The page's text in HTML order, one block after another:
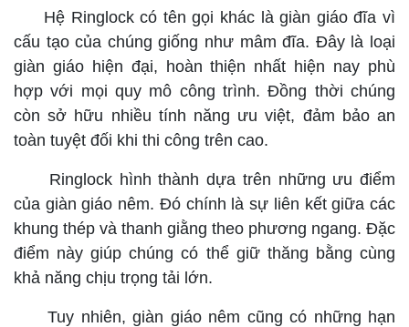
Hệ Ringlock có tên gọi khác là giàn giáo đĩa vì
cấu tạo của chúng giống như mâm đĩa. Đây là loại
giàn giáo hiện đại, hoàn thiện nhất hiện nay phù
hợp với mọi quy mô công trình. Đồng thời chúng
còn sở hữu nhiều tính năng ưu việt, đảm bảo an
toàn tuyệt đối khi thi công trên cao.
Ringlock hình thành dựa trên những ưu điểm
của giàn giáo nêm. Đó chính là sự liên kết giữa các
khung thép và thanh giằng theo phương ngang. Đặc
điểm này giúp chúng có thể giữ thăng bằng cùng
khả năng chịu trọng tải lớn.
Tuy nhiên, giàn giáo nêm cũng có những hạn